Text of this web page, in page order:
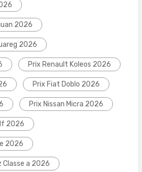
2026
2026
Prix Renault Koleos 2026
Prix Fiat Doblo 2026
Prix Nissan Micra 2026
2026
2026
Classe a 2026